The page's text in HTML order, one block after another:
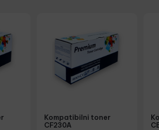
Kompatibilni toner
CF230A